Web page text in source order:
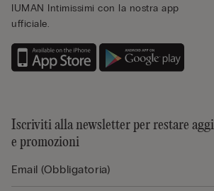
IUMAN Intimissimi con la nostra app
ufficiale.
Iscriviti alla newsletter per restare
e promozioni